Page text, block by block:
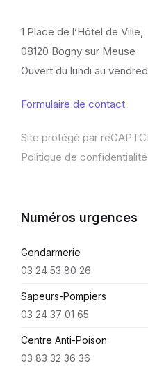
1 Place de l’Hôtel de Ville,
08120 Bogny sur Meuse
Ouvert du lundi au
Formulaire de contact
Site protégé par
Politique de confidentialité
Numéros urgences
Gendarmerie
03 24 53 80 26
Sapeurs-Pompiers
03 24 37 01 65
Centre Anti-Poison
03 83 32 36 36